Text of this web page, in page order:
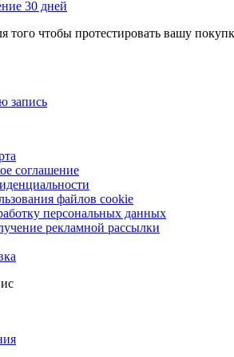
30 дней
того чтобы протестировать вашу
запись
соглашение
файлов cookie
персональных данных
рекламной рассылки